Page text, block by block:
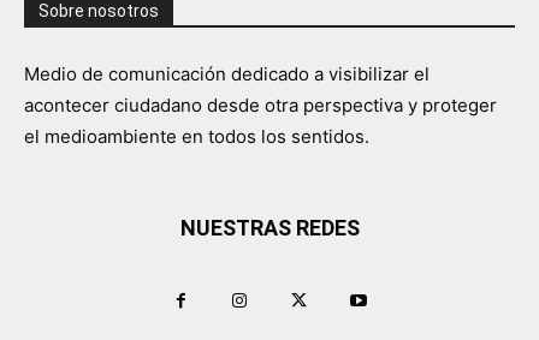
Sobre nosotros
Medio de comunicación dedicado a visibilizar el
acontecer ciudadano desde otra perspectiva y proteger
el medioambiente en todos los sentidos.
NUESTRAS REDES